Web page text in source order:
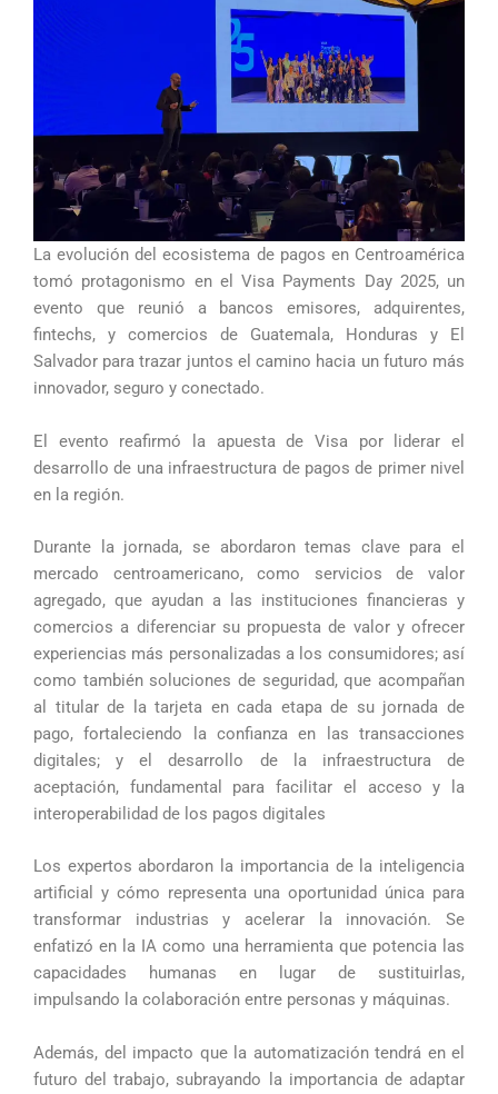
La evolución del ecosistema de pagos en Centroamérica
tomó protagonismo en el Visa Payments Day 2025, un
evento que reunió a bancos emisores, adquirentes,
fintechs, y comercios de Guatemala, Honduras y El
Salvador para trazar juntos el camino hacia un futuro más
innovador, seguro y conectado.
El evento reafirmó la apuesta de Visa por liderar el
desarrollo de una infraestructura de pagos de primer nivel
en la región.
Durante la jornada, se abordaron temas clave para el
mercado centroamericano, como servicios de valor
agregado, que ayudan a las instituciones financieras y
comercios a diferenciar su propuesta de valor y ofrecer
experiencias más personalizadas a los consumidores; así
como también soluciones de seguridad, que acompañan
al titular de la tarjeta en cada etapa de su jornada de
pago, fortaleciendo la confianza en las transacciones
digitales; y el desarrollo de la infraestructura de
aceptación, fundamental para facilitar el acceso y la
interoperabilidad de los pagos digitales
Los expertos abordaron la importancia de la inteligencia
artificial y cómo representa una oportunidad única para
transformar industrias y acelerar la innovación. Se
enfatizó en la IA como una herramienta que potencia las
capacidades humanas en lugar de sustituirlas,
impulsando la colaboración entre personas y máquinas.
Además, del impacto que la automatización tendrá en el
futuro del trabajo, subrayando la importancia de adaptar